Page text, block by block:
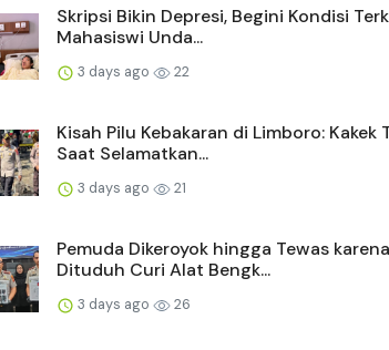
Skripsi Bikin Depresi, Begini Kondisi
Mahasiswi Unda...
3 days ago 22
Kisah Pilu Kebakaran di Limboro: Kakek
Saat Selamatkan...
3 days ago 21
Pemuda Dikeroyok hingga Tewas karena
Dituduh Curi Alat Bengk...
3 days ago 26